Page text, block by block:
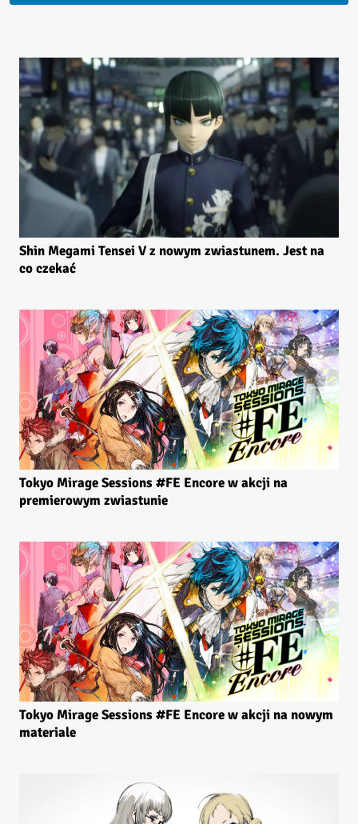
Shin Megami Tensei V z nowym zwiastunem. Jest na
co czekać
Tokyo Mirage Sessions #FE Encore w akcji na
premierowym zwiastunie
Tokyo Mirage Sessions #FE Encore w akcji na nowym
materiale